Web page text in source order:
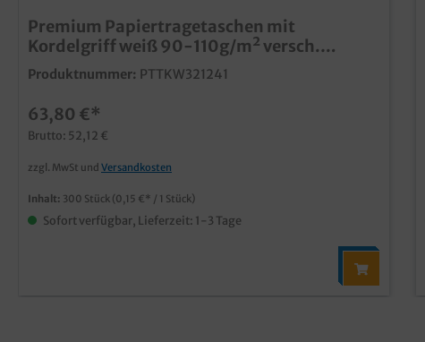
Premium Papiertragetaschen mit
Kordelgriff weiß 90-110g/m² versch.
Größen
Produktnummer: PTTKW321241
63,80 €*
Brutto: 52,12 €
zzgl. MwSt und Versandkosten
Inhalt: 300 Stück (0,15 €* / 1 Stück)
Sofort verfügbar, Lieferzeit: 1-3 Tage